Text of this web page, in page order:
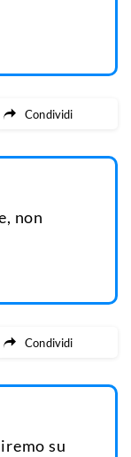
Condividi
non
Condividi
su